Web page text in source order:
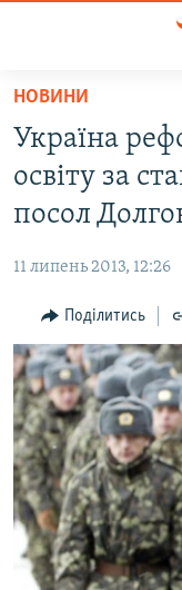
Перейти
основного
матеріалу
до
основної
Перейти
до
пошуку
ВОДА.КРИМ
ВІДЕО ТА ФОТО
БЛОГИ
ПОГЛЯД
ІНТЕРВ'Ю
ВСЕ ЗА ДЕНЬ
СПЕЦПРОЕКТИ
ДЕПОРТАЦІЯ
ВІДЕОУРОКИ
СВІДЧЕННЯ ОКУПАЦІЇ
ЯК ОБІЙТИ
Русский
Qırımtatar
НОВИНИ
Україна
освіту за
посол
11 липень 2013, 12:26
Поділитись